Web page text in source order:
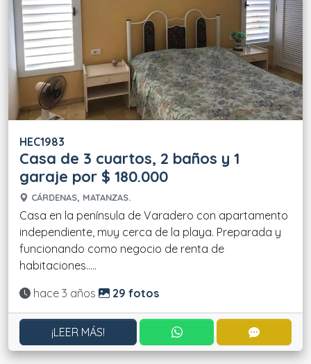
HEC1983
Casa de 3 cuartos, 2 baños y 1
garaje por $ 180.000
CÁRDENAS, MATANZAS.
Casa en la península de Varadero con apartamento
independiente, muy cerca de la playa. Preparada y
funcionando como negocio de renta de
habitaciones.....
Actualizado:
hace 3 años 29 fotos
¡LEER MÁS! CONTACTAR POR